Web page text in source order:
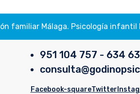
familiar Málaga. Psicología
951 104 757 - 634
Facebook-squareTwitter